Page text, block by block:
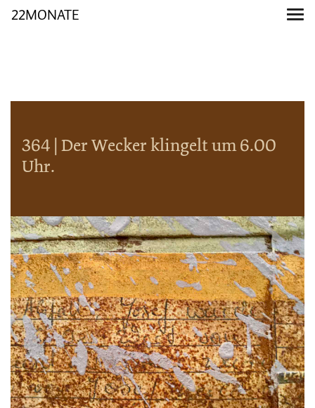
22MONATE
364 | Der Wecker klingelt um 6.00
Uhr.